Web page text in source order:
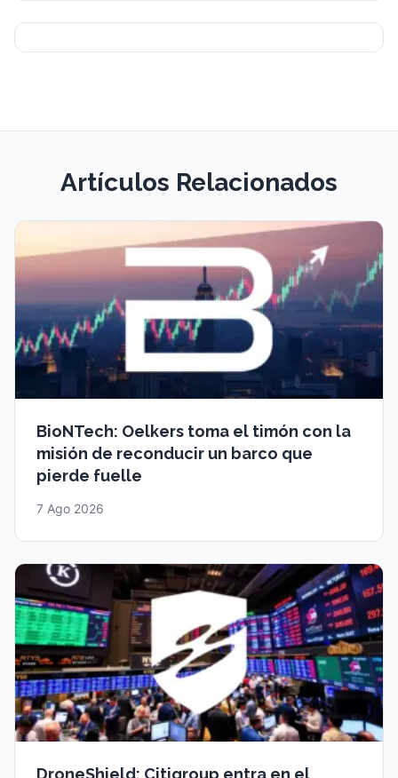
Artículos Relacionados
BioNTech: Oelkers toma el timón con la
misión de reconducir un barco que
pierde fuelle
7 Ago 2026
DroneShield: Citigroup entra en el